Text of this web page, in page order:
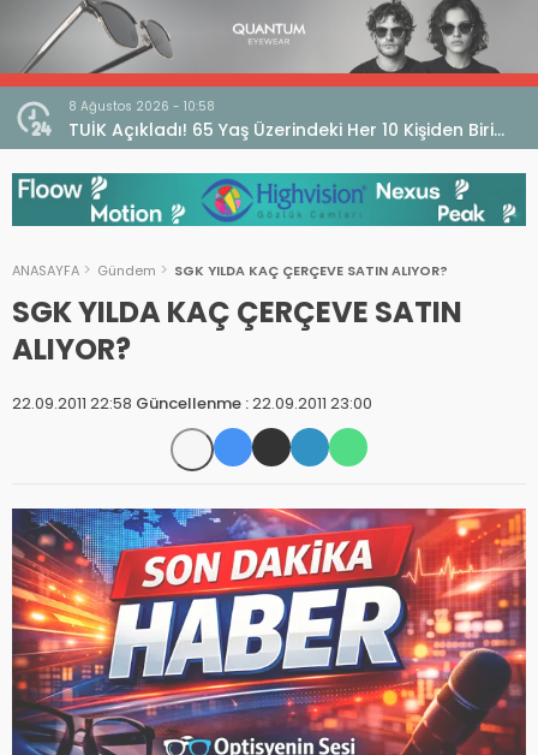
8 Ağustos 2026 - 10:58
TUİK Açıkladı! 65 Yaş Üzerindeki Her 10 Kişiden Biri
Görme Güçlüğü Yaşıyor
ANASAYFA Gündem SGK YILDA KAÇ ÇERÇEVE SATIN ALIYOR?
SGK YILDA KAÇ ÇERÇEVE SATIN
ALIYOR?
22.09.2011 22:58 Güncellenme :22.09.2011 23:00